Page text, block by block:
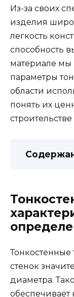
Из-за своих
изделия
легкость
способность
материале мы
параметры
области
понять их
строительстве
стенок
диаметра.
обеспечивает